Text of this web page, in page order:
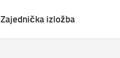
Zajednička izložba